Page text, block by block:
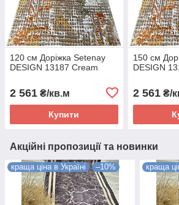
120 см Доріжка Setenay
DESIGN 13187 Cream
2 561 ₴/кв.м
Купити
150 см
DESIGN
2 561₴/
Акційні пропозиції та новинки
краща ціна в Україні –10% краща